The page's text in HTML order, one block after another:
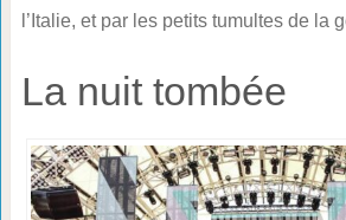
l’Italie, et par les petits tumultes de la
La nuit tombée